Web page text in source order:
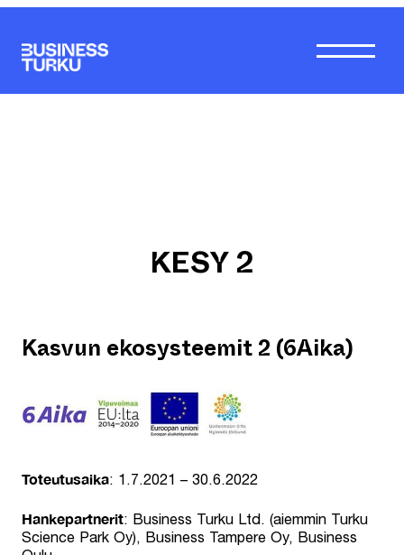
KESY 2
Kasvun ekosysteemit 2 (6Aika)
Toteutusaika: 1.7.2021 – 30.6.2022
Hankepartnerit: Business Turku Ltd. (aiemmin Turku
Science Park Oy), Business Tampere Oy, Business